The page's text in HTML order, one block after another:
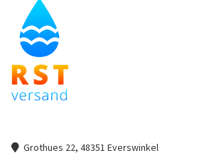
Grothues 22, 48351 Everswinkel